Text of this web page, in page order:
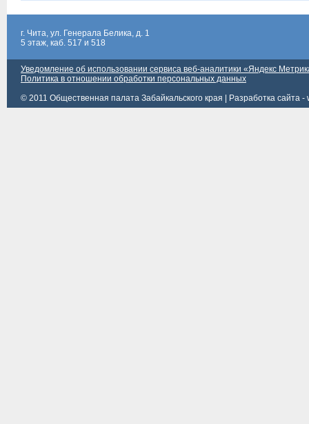
г. Чита, ул. Генерала Белика, д. 1
5 этаж, каб. 517 и 518
Уведомление об использовании сервиса веб-аналитики «Яндекс
Политика в отношении обработки персональных данных
© 2011 Общественная палата Забайкальского края |
Разработка сайта -